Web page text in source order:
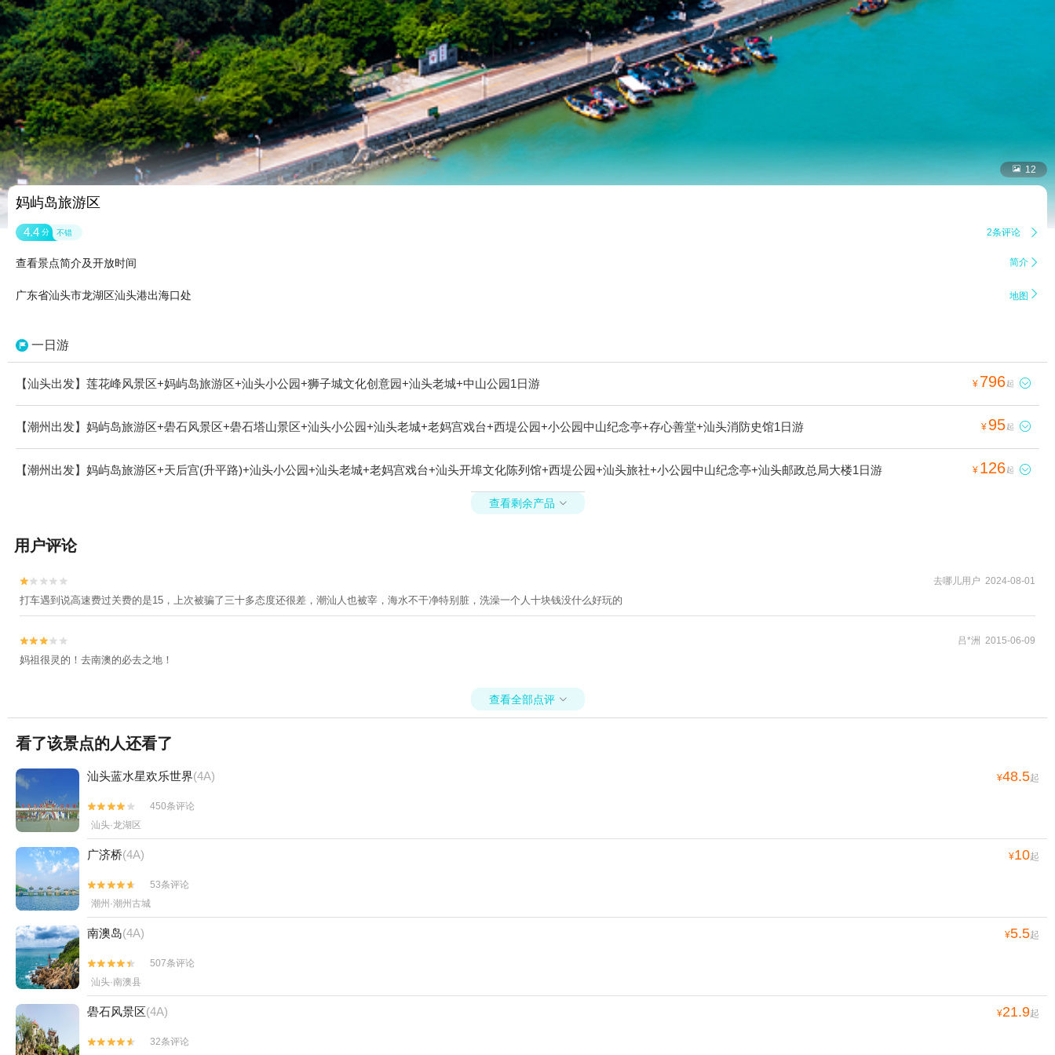
 12
妈屿岛旅游区
4.4 分 不错 2条评论 
查看景点简介及开放时间 简介 
广东省汕头市龙湖区汕头港出海口处 地图 
一日游
【汕头出发】莲花峰风景区+妈屿岛旅游区+汕头小公园+狮子城文化创意园+汕头老城+中山公园1日游 ¥ 796起 
【潮州出发】妈屿岛旅游区+礐石风景区+礐石塔山景区+汕头小公园+汕头老城+老妈宫戏台+西堤公园+小公园中山纪念亭+存心善堂+汕头消防史馆1日游 ¥ 95起 
【潮州出发】妈屿岛旅游区+天后宫(升平路)+汕头小公园+汕头老城+老妈宫戏台+汕头开埠文化陈列馆+西堤公园+汕头旅社+小公园中山纪念亭+汕头邮政总局大楼1日游 ¥ 126起 
查看剩余产品 
用户评论

 去哪儿用户 2024-08-01
打车遇到说高速费过关费的是15，上次被骗了三十多态度还很差，潮汕人也被宰，海水不干净特别脏，洗澡一个人十块钱没什么好玩的

 吕*洲 2015-06-09
妈祖很灵的！去南澳的必去之地！
查看全部点评 
看了该景点的人还看了
汕头蓝水星欢乐世界(4A) ¥48.5起


450条评论
汕头·龙湖区
广济桥(4A) ¥10起


53条评论
潮州·潮州古城
南澳岛(4A) ¥5.5起


507条评论
汕头·南澳县
礐石风景区(4A) ¥21.9起

 32条评论